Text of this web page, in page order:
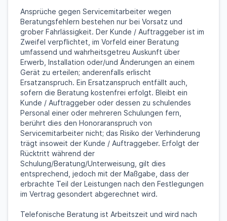
Ansprüche gegen Servicemitarbeiter wegen
Beratungsfehlern bestehen nur bei Vorsatz und
grober Fahrlässigkeit. Der Kunde / Auftraggeber ist im
Zweifel verpflichtet, im Vorfeld einer Beratung
umfassend und wahrheitsgetreu Auskunft über
Erwerb, Installation oder/und Änderungen an einem
Gerät zu erteilen; anderenfalls erlischt
Ersatzanspruch. Ein Ersatzanspruch entfällt auch,
sofern die Beratung kostenfrei erfolgt. Bleibt ein
Kunde / Auftraggeber oder dessen zu schulendes
Personal einer oder mehreren Schulungen fern,
berührt dies den Honoraranspruch von
Servicemitarbeiter nicht; das Risiko der Verhinderung
trägt insoweit der Kunde / Auftraggeber. Erfolgt der
Rücktritt während der
Schulung/Beratung/Unterweisung, gilt dies
entsprechend, jedoch mit der Maßgabe, dass der
erbrachte Teil der Leistungen nach den Festlegungen
im Vertrag gesondert abgerechnet wird.
Telefonische Beratung ist Arbeitszeit und wird nach